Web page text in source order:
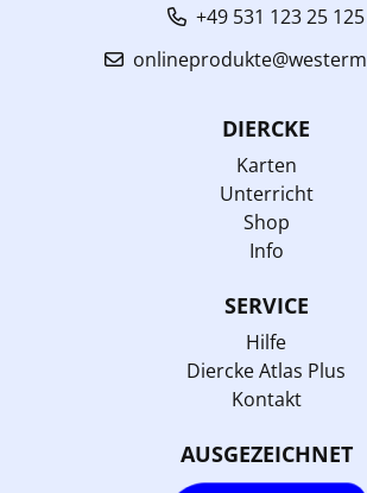
+49 531 123 25 125
DIERCKE
Karten
Unterricht
Shop
Info
SERVICE
Hilfe
Diercke Atlas Plus
Kontakt
AUSGEZEICHNET